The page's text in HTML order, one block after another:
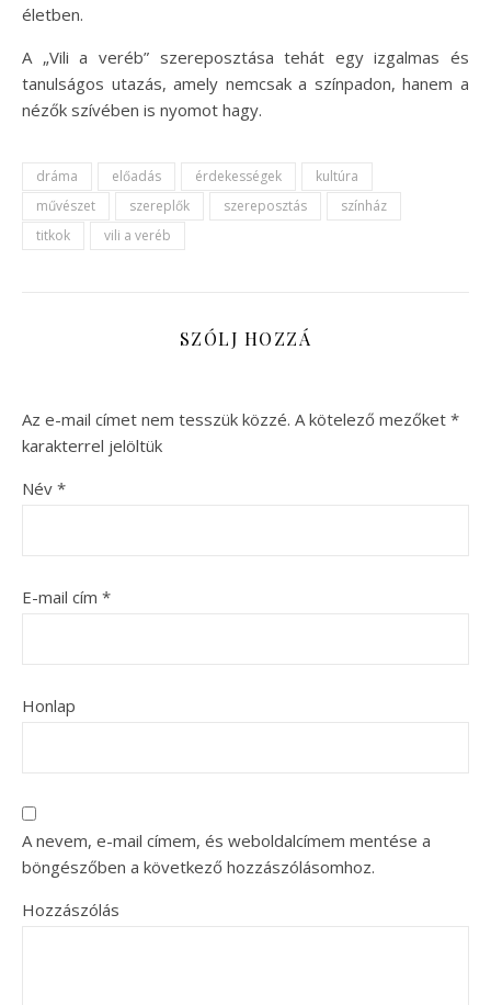
életben.
A „Vili a veréb” szereposztása tehát egy izgalmas és
tanulságos utazás, amely nemcsak a színpadon, hanem a
nézők szívében is nyomot hagy.
dráma előadás érdekességek
kultúra
művészet
szereplők szereposztás
színház
titkok
vili a veréb
SZÓLJ HOZZÁ
Az e-mail címet nem tesszük közzé. A kötelező mezőket *
karakterrel jelöltük
Név *
E-mail cím *
Honlap
A nevem, e-mail címem, és weboldalcímem mentése a
böngészőben a következő hozzászólásomhoz.
Hozzászólás